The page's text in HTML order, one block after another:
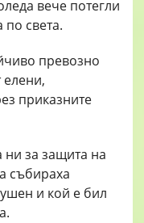
вече потегли
света.
превозно
елени,
приказните
за защита на
събираха
и кой е бил